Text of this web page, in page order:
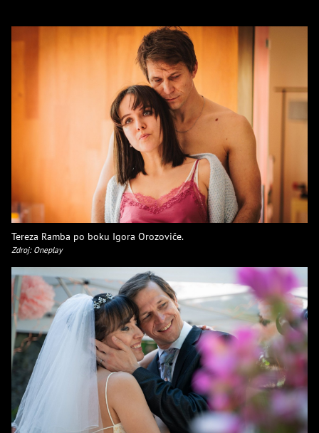
Tereza Ramba po boku Igora Orozoviče.
Zdroj: Oneplay